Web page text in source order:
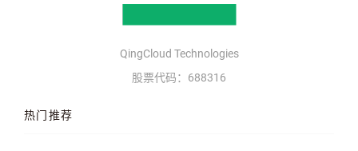
QingCloud Technologies
股票代码：688316
热门推荐